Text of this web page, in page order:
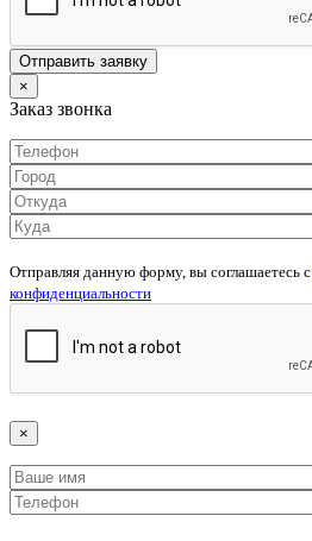
×
Заказ звонка
Отправляя данную форму, вы соглашаетесь c
конфиденциальности
×